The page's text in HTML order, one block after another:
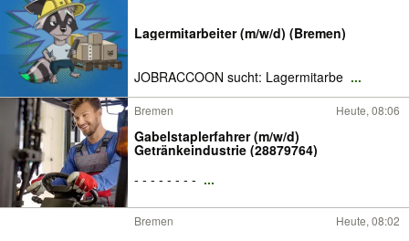
Lagermitarbeiter (m/w/d) (Bremen)
JOBRACCOON sucht: Lagermitarbe ...
Bremen Heute, 08:06
Gabelstaplerfahrer (m/w/d)
Getränkeindustrie (28879764)
- - - - - - - - ...
Bremen Heute, 08:02